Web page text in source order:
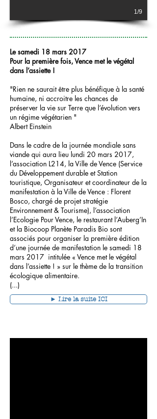
1/9
Le samedi 18 mars 2017
Pour la première fois, Vence met le végétal
dans l’assiette !
"Rien ne saurait être plus bénéfique à la santé
humaine, ni accroitre les chances de
préserver la vie sur Terre que l’évolution vers
un régime végétarien "
Albert Einstein
Dans le cadre de la journée mondiale sans
viande qui aura lieu lundi 20 mars 2017,
l’association L214, la Ville de Vence (Service
du Développement durable et Station
touristique, Organisateur et coordinateur de la
manifestation à la Ville de Vence : Florent
Bosco, chargé de projet stratégie
Environnement & Tourisme), l’association
l’Ecologie Pour Vence, le restaurant l’Auberg’In
et la Biocoop Planète Paradis Bio sont
associés pour organiser la première édition
d’une journée de manifestation le samedi 18
mars 2017 intitulée « Vence met le végétal
dans l’assiette ! » sur le thème de la transition
écologique alimentaire.
(...)
► Lire la suite ICI